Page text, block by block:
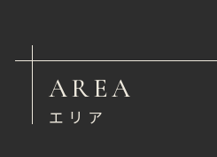
AREA
エリア